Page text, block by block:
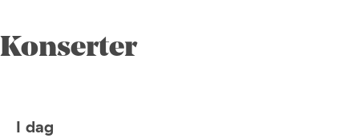
Konserter
I dag